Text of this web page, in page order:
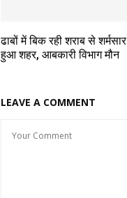
ढाबों में बिक रही शराब से शर्मसार
हुआ शहर, आबकारी विभाग मौन
LEAVE A COMMENT